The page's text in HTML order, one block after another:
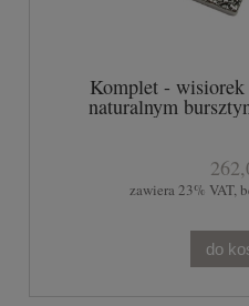
Komplet -
naturalnym
zawiera 23% VAT,
do